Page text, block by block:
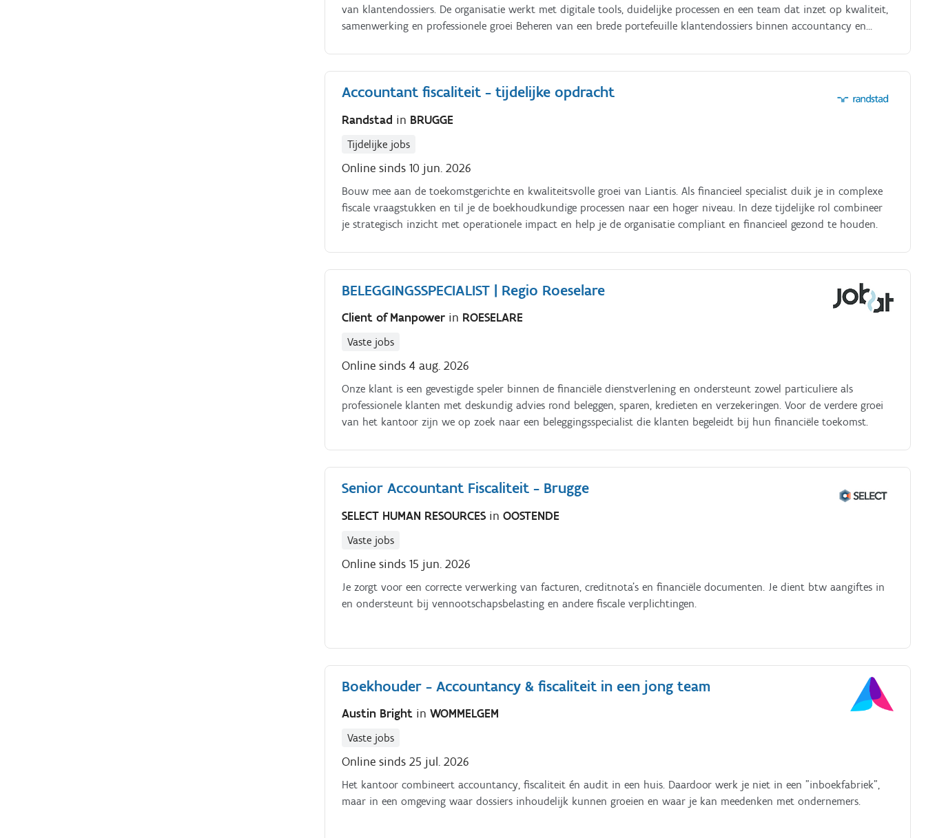
van klantendossiers. De organisatie werkt met digitale tools, duidelijke processen en een team dat inzet op kwaliteit,
samenwerking en professionele groei Beheren van een brede portefeuille klantendossiers binnen accountancy en
boekhoudkundige en fiscale taken, inclusief voorbereiding van aangiften en rapportering Samenwerken met junior
collega’s en hen ondersteunen in hun ontwikkeling Adviseren van klanten op vlak van optimalisaties, fiscale
aandachtspunten en financiële planning Actief up‑to‑date blijven van relevante wetgeving en deelnemen aan interne
Accountant fiscaliteit - tijdelijke opdracht
Randstad in BRUGGE
Tijdelijke jobs
Online sinds 10 jun. 2026
Bouw mee aan de toekomstgerichte en kwaliteitsvolle groei van Liantis. Als financieel specialist duik je in complexe
fiscale vraagstukken en til je de boekhoudkundige processen naar een hoger niveau. In deze tijdelijke rol combineer
je strategisch inzicht met operationele impact en help je de organisatie compliant en financieel gezond te houden.
BELEGGINGSSPECIALIST | Regio Roeselare
Client of Manpower in ROESELARE
Vaste jobs
Online sinds 4 aug. 2026
Onze klant is een gevestigde speler binnen de financiële dienstverlening en ondersteunt zowel particuliere als
professionele klanten met deskundig advies rond beleggen, sparen, kredieten en verzekeringen. Voor de verdere groei
van het kantoor zijn we op zoek naar een beleggingsspecialist die klanten begeleidt bij hun financiële toekomst.
Senior Accountant Fiscaliteit - Brugge
SELECT HUMAN RESOURCES inOOSTENDE
Vaste jobs
Online sinds 15 jun. 2026
Je zorgt voor een correcte verwerking van facturen, creditnota’s en financiële documenten. Je dient btw aangiftes in
en ondersteunt bij vennootschapsbelasting en andere fiscale verplichtingen.
Boekhouder - Accountancy & fiscaliteit in een jong team
Austin Bright inWOMMELGEM
Vaste jobs
Online sinds 25 jul. 2026
Het kantoor combineert accountancy, fiscaliteit én audit in een huis. Daardoor werk je niet in een "inboekfabriek",
maar in een omgeving waar dossiers inhoudelijk kunnen groeien en waar je kan meedenken met ondernemers.